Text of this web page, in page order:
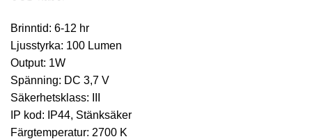
Brinntid: 6-12 hr
Ljusstyrka: 100 Lumen
Output: 1W
Spänning: DC 3,7 V
Säkerhetsklass: III
IP kod: IP44, Stänksäker
Färgtemperatur: 2700 K